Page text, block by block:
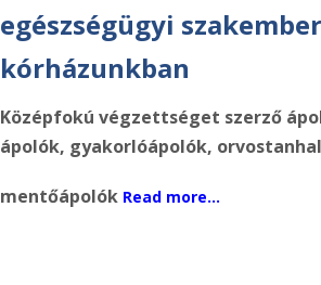
egészségügyi
kórházunkban
Középfokú végzettséget szerző
ápolók, gyakorlóápolók,
mentőápolók Read more…